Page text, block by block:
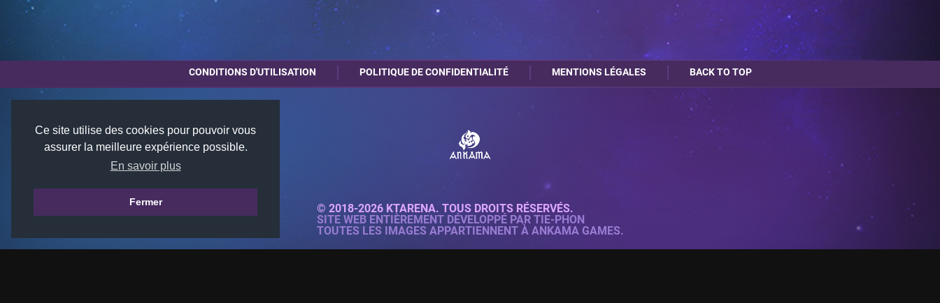
Ce site utilise des cookies pour pouvoir vous
assurer la meilleure expérience possible.
En savoir plus
Fermer
CONDITIONS D'UTILISATION POLITIQUE DE CONFIDENTIALITÉ MENTIONS LÉGALES BACK TO TOP
© 2018-2026 KTARENA. TOUS DROITS RÉSERVÉS.
SITE WEB ENTIÈREMENT DÉVELOPPÉ PAR TIE-PHON
TOUTES LES IMAGES APPARTIENNENT À ANKAMA GAMES.